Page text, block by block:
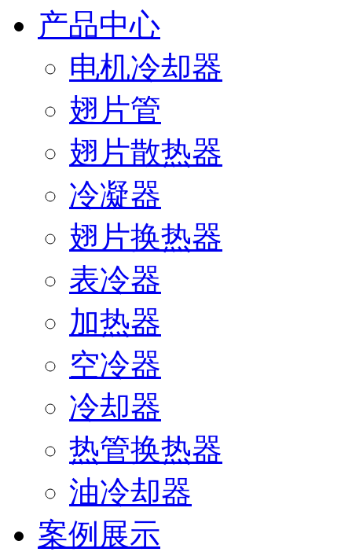
产品中心
电机冷却器
翅片管
翅片散热器
冷凝器
翅片换热器
表冷器
加热器
空冷器
冷却器
热管换热器
油冷却器
案例展示